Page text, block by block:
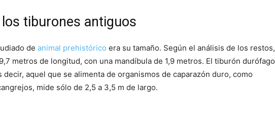
tiburones antiguos
de animal prehistórico era su tamaño. Según el análisis de los restos,
metros de longitud, con una mandíbula de 1,9 metros. El tiburón durófago
decir, aquel que se alimenta de organismos de caparazón duro, como
mide sólo de 2,5 a 3,5 m de largo.